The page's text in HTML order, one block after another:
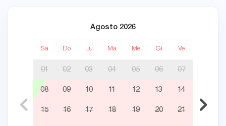
Agosto 2026
Sa Do Lu Ma Me Gi Ve
01 02 03 04 05 06 07
08 09 10 11 12 13 14
15 16 17 18 19 20 21